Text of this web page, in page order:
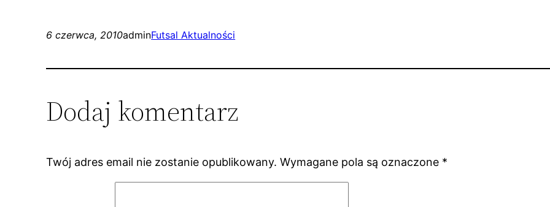
6 czerwca, 2010adminFutsal Aktualności
Dodaj komentarz
Twój adres email nie zostanie opublikowany. Wymagane pola są oznaczone *